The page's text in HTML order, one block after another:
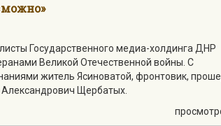
Государственного медиа-холдинга ДНР
Великой Отечественной войны. С
житель Ясиноватой, фронтовик,
Щербатых.